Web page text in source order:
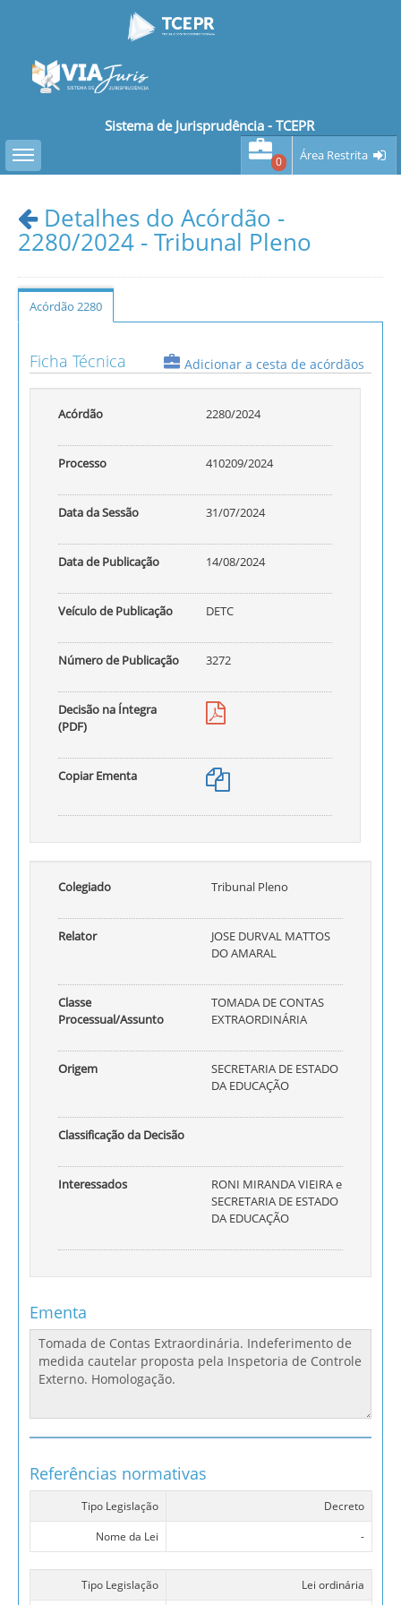
Sistema de Jurisprudência - TCEPR
Toggle sidebar
0 Área Restrita
Detalhes do Acórdão -
2280/2024 - Tribunal Pleno
Acórdão 2280
Ficha Técnica Adicionar a cesta de acórdãos
Acórdão 2280/2024
Processo 410209/2024
Data da Sessão 31/07/2024
Data de Publicação 14/08/2024
Veículo de Publicação DETC
Número de Publicação 3272
Decisão na Íntegra
(PDF)
Copiar Ementa
Colegiado Tribunal Pleno
Relator
JOSE DURVAL MATTOS
DO AMARAL
Classe
Processual/Assunto
TOMADA DE CONTAS
EXTRAORDINÁRIA
Origem
SECRETARIA DE ESTADO
DA EDUCAÇÃO
Classificação da Decisão
Interessados
RONI MIRANDA VIEIRA e
SECRETARIA DE ESTADO
DA EDUCAÇÃO
Ementa
Referências normativas
Tipo Legislação
Decreto
Nome da Lei
-
Tipo Legislação Lei ordinária